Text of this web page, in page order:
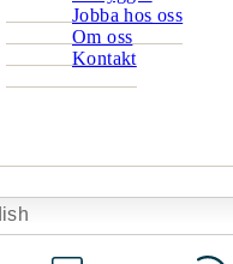
Jobba hos oss
Om oss
Kontakt